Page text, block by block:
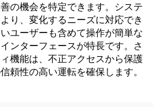
の機会を特定できます。システ
り、変化するニーズに対応でき
ユーザーも含めて操作が簡単な
ンターフェースが特長です。さ
機能は、不正アクセスから保護
頼性の高い運転を確保します。